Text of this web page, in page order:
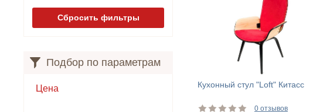
Сбросить фильтры
Подбор по параметрам
Цена Кухонный стул "Loft" Китасс
0 отзывов